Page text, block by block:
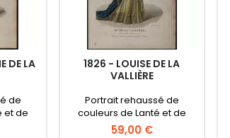
DE LA
de
et de
1826 - LOUISE DE LA
VALLIÈRE
Portrait rehaussé de
couleurs de Lanté et de
Gatine
Prix
59,00 €